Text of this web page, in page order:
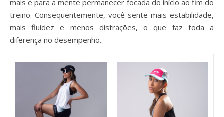
mais e para a mente permanecer focada do início ao fim do
treino. Consequentemente, você sente mais estabilidade,
mais fluidez e menos distrações, o que faz toda a
diferença no desempenho.